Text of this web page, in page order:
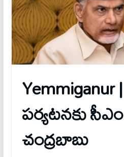
Yemmiganur |
పర్యటనకు సీఎం
చంద్రబాబు